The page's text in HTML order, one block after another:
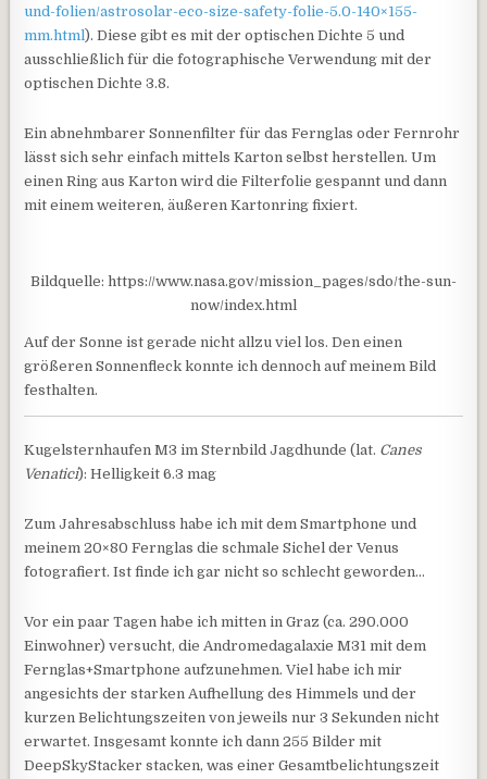
und-folien/astrosolar-eco-size-safety-folie-5.0-140×155-
mm.html). Diese gibt es mit der optischen Dichte 5 und
ausschließlich für die fotographische Verwendung mit der
optischen Dichte 3.8.
Ein abnehmbarer Sonnenfilter für das Fernglas oder Fernrohr
lässt sich sehr einfach mittels Karton selbst herstellen. Um
einen Ring aus Karton wird die Filterfolie gespannt und dann
mit einem weiteren, äußeren Kartonring fixiert.
Bildquelle: https://www.nasa.gov/mission_pages/sdo/the-sun-
now/index.html
Auf der Sonne ist gerade nicht allzu viel los. Den einen
größeren Sonnenfleck konnte ich dennoch auf meinem Bild
festhalten.
Kugelsternhaufen M3 im Sternbild Jagdhunde (lat. Canes
Venatici): Helligkeit 6.3 mag
Zum Jahresabschluss habe ich mit dem Smartphone und
meinem 20×80 Fernglas die schmale Sichel der Venus
fotografiert. Ist finde ich gar nicht so schlecht geworden…
Vor ein paar Tagen habe ich mitten in Graz (ca. 290.000
Einwohner) versucht, die Andromedagalaxie M31 mit dem
Fernglas+Smartphone aufzunehmen. Viel habe ich mir
angesichts der starken Aufhellung des Himmels und der
kurzen Belichtungszeiten von jeweils nur 3 Sekunden nicht
erwartet. Insgesamt konnte ich dann 255 Bilder mit
DeepSkyStacker stacken, was einer Gesamtbelichtungszeit